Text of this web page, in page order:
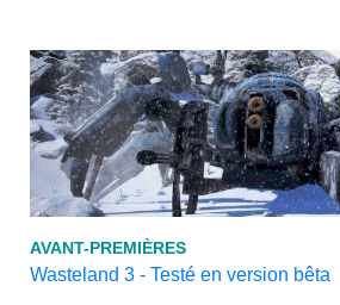
AVANT-PREMIÈRES
Wasteland 3 - Testé en version bêta